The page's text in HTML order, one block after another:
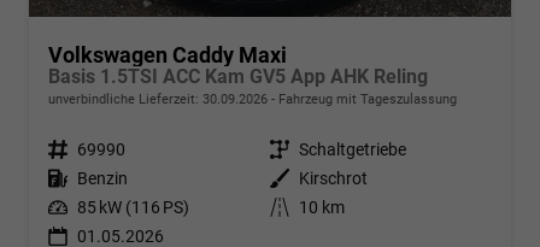
Volkswagen Caddy Maxi
Basis 1.5TSI ACC Kam GV5 App AHK Reling
unverbindliche Lieferzeit: 30.09.2026 Fahrzeug mit Tageszulassung
Fahrzeugnr. 69990 Getriebe Schaltgetriebe
Kraftstoff Benzin Außenfarbe
Kirschrot
Leistung 85 kW (116 PS) Kilometerstand
10 km
01.05.2026